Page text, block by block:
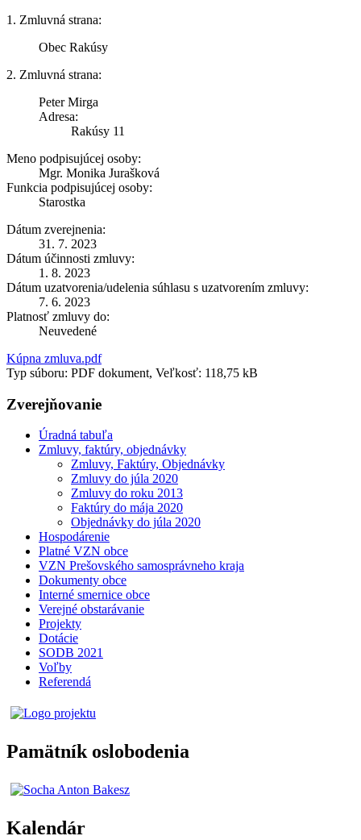
1. Zmluvná strana:
Obec Rakúsy
2. Zmluvná strana:
Peter Mirga
Adresa:
Rakúsy 11
Meno podpisujúcej osoby:
Mgr. Monika Jurašková
Funkcia podpisujúcej osoby:
Starostka
Dátum zverejnenia:
31. 7. 2023
Dátum účinnosti zmluvy:
1. 8. 2023
Dátum uzatvorenia/udelenia súhlasu s uzatvorením zmluvy:
7. 6. 2023
Platnosť zmluvy do:
Neuvedené
Kúpna zmluva.pdf
Typ súboru: PDF dokument, Veľkosť: 118,75 kB
Zverejňovanie
Úradná tabuľa
Zmluvy, faktúry, objednávky
Zmluvy, Faktúry, Objednávky
Zmluvy do júla 2020
Zmluvy do roku 2013
Faktúry do mája 2020
Objednávky do júla 2020
Hospodárenie
Platné VZN obce
VZN Prešovského samosprávneho kraja
Dokumenty obce
Interné smernice obce
Verejné obstarávanie
Projekty
Dotácie
SODB 2021
Voľby
Referendá
Pamätník oslobodenia
Kalendár